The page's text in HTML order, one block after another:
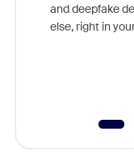
and deepfake
else, right in